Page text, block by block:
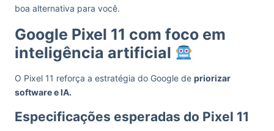
boa alternativa para você.
Google Pixel 11 com foco em
inteligência artificial
O Pixel 11 reforça a estratégia do Google de priorizar
software e IA.
Especificações esperadas do Pixel 11